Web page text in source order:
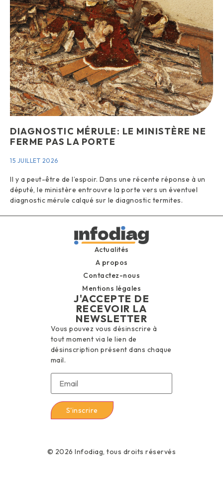
DIAGNOSTIC MÉRULE: LE MINISTÈRE NE
FERME PAS LA PORTE
15 JUILLET 2026
Il y a peut-être de l’espoir. Dans une récente réponse à un
député, le ministère entrouvre la porte vers un éventuel
diagnostic mérule calqué sur le diagnostic termites.
Actualités
A propos
Contactez-nous
Mentions légales
J'ACCEPTE DE
RECEVOIR LA
NEWSLETTER
Vous pouvez vous désinscrire à
tout moment via le lien de
désinscription présent dans chaque
mail.
© 2026 Infodiag, tous droits réservés